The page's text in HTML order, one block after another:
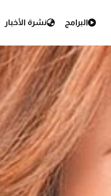
البرامج نشرة الأخبار